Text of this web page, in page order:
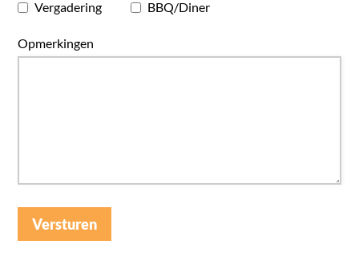
Vergadering BBQ/Diner
Opmerkingen
Versturen